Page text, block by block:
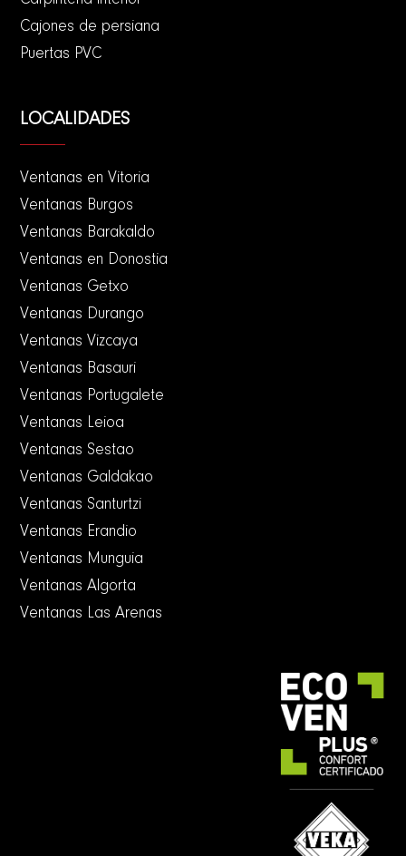
Cajones de persiana
Puertas PVC
LOCALIDADES
Ventanas en Vitoria
Ventanas Burgos
Ventanas Barakaldo
Ventanas en Donostia
Ventanas Getxo
Ventanas Durango
Ventanas Vizcaya
Ventanas Basauri
Ventanas Portugalete
Ventanas Leioa
Ventanas Sestao
Ventanas Galdakao
Ventanas Santurtzi
Ventanas Erandio
Ventanas Munguia
Ventanas Algorta
Ventanas Las Arenas